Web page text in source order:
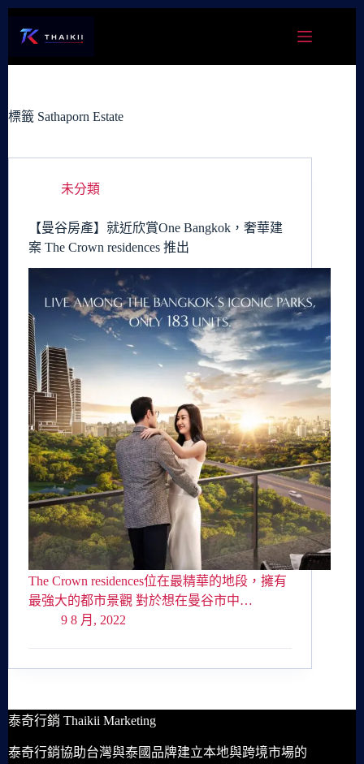
容
標籤 Sathaporn Estate
未分類
【曼谷房產】就近欣賞One Bangkok，奢華建
案 The Crown residences 推出
The Crown residences位在最精華的地段，擁有
最強大的都市景觀 對於想在曼谷市中…
9 8 月, 2022
泰奇行銷 Thaikii Marketing
泰奇行銷協助台灣與泰國品牌建立本地與跨境市場的